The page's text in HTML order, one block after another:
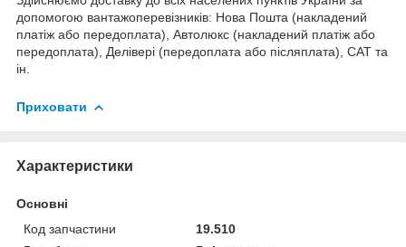
допомогою вантажоперевізників: Нова Пошта (накладений
платіж або передоплата), Автолюкс (накладений платіж або
передоплата), Делівері (передоплата або післяплата), САТ та
ін.
Приховати
Характеристики
Основні
Код запчастини
19.510